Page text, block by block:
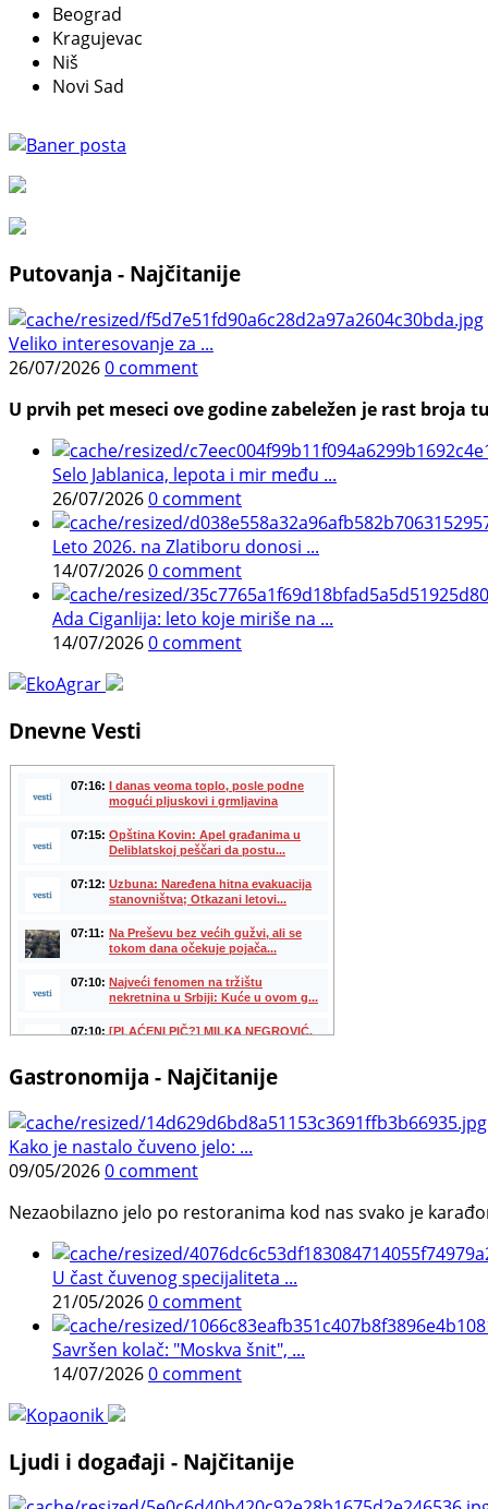
Beograd
Kragujevac
Niš
Novi Sad
Putovanja - Najčitanije
Veliko interesovanje za ...
26/07/20260 comment
U prvih pet meseci ove godine zabeležen je rast
Selo Jablanica, lepota i mir među ...
26/07/20260 comment
Leto 2026. na Zlatiboru donosi ...
14/07/20260 comment
Ada Ciganlija: leto koje miriše na ...
14/07/20260 comment
Dnevne Vesti
Gastronomija - Najčitanije
Kako je nastalo čuveno jelo: ...
09/05/20260 comment
Nezaobilazno jelo po restoranima kod nas svako je
U čast čuvenog specijaliteta ...
21/05/20260 comment
Savršen kolač: "Moskva šnit", ...
14/07/20260 comment
Ljudi i događaji - Najčitanije